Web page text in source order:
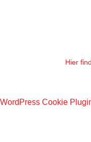
Hier
WordPress Cookie